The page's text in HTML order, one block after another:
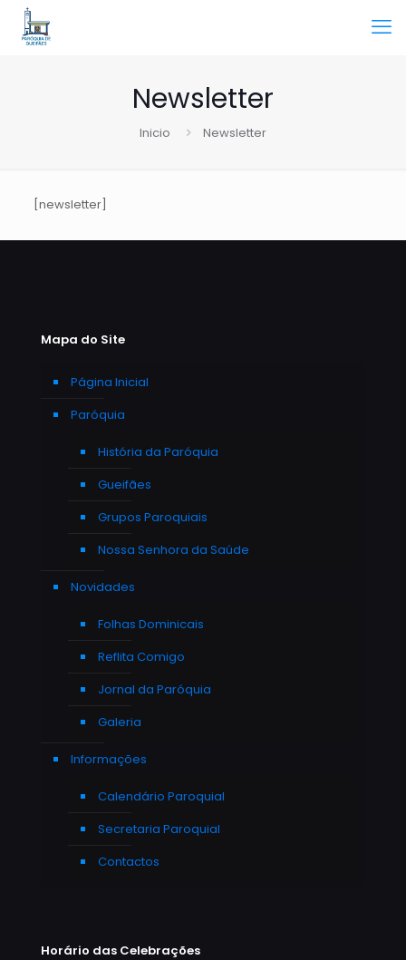
Newsletter
Inicio Newsletter
[newsletter]
Mapa do Site
Página Inicial
Paróquia
História da Paróquia
Gueifães
Grupos Paroquiais
Nossa Senhora da Saúde
Novidades
Folhas Dominicais
Reflita Comigo
Jornal da Paróquia
Galeria
Informações
Calendário Paroquial
Secretaria Paroquial
Contactos
Horário das Celebrações